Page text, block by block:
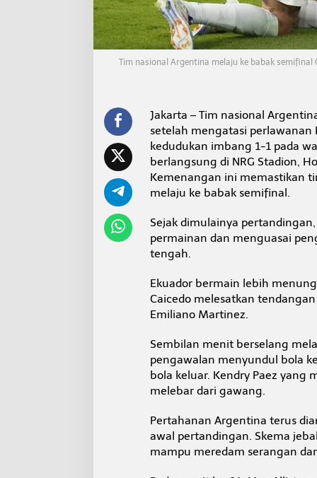
i
E
k
u
d
e
w
a
d
u
e
i
4
-
Tim nasional Argentina melaju ke babak
Jakarta – Tim nasional
setelah mengatasi perlawanan
kedudukan imbang 1-1 pada
berlangsung di NRG Stadion,
Kemenangan ini memastikan
melaju ke babak semifinal.
Sejak dimulainya
permainan dan menguasai
tengah.
Ekuador bermain lebih
Caicedo melesatkan
Emiliano Martinez.
Sembilan menit berselang
pengawalan menyundul bola
bola keluar. Kendry Paez yang
melebar dari gawang.
Pertahanan Argentina terus
awal pertandingan. Skema
mampu meredam serangan